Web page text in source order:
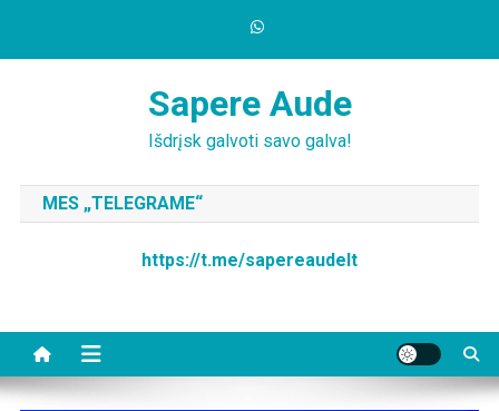
Sapere Aude
Išdrįsk galvoti savo galva!
MES „TELEGRAME“
https://t.me/sapereaudelt